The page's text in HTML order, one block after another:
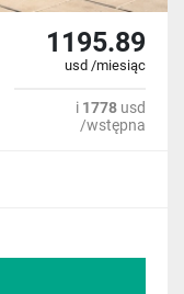
1195.89
usd /miesiąc
i 1778 usd
/wstępna